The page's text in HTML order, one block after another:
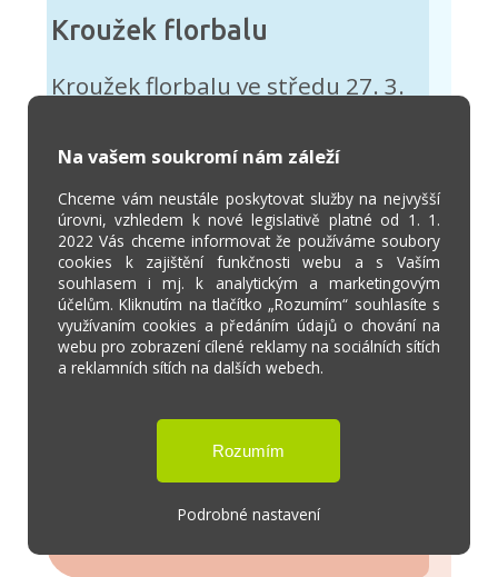
Kroužek florbalu
Kroužek florbalu ve středu 27. 3.
pochopení
23.03.2024
POHÁDKOVÁ NOC S
Naše škola se zapojila do
mezinárodní akce Noc s
Andersenem. Co to je? No přece
Na vašem soukromí nám záleží
Chceme vám neustále poskytovat služby na nejvyšší
úrovni, vzhledem k nové legislativě platné od 1. 1.
2022 Vás chceme informovat že používáme soubory
cookies k zajištění funkčnosti webu a s Vaším
souhlasem i mj. k analytickým a marketingovým
účelům. Kliknutím na tlačítko „Rozumím“ souhlasíte s
využívaním cookies a předáním údajů o chování na
webu pro zobrazení cílené reklamy na sociálních sítích
a reklamních sítích na dalších webech.
Podrobné nastavení